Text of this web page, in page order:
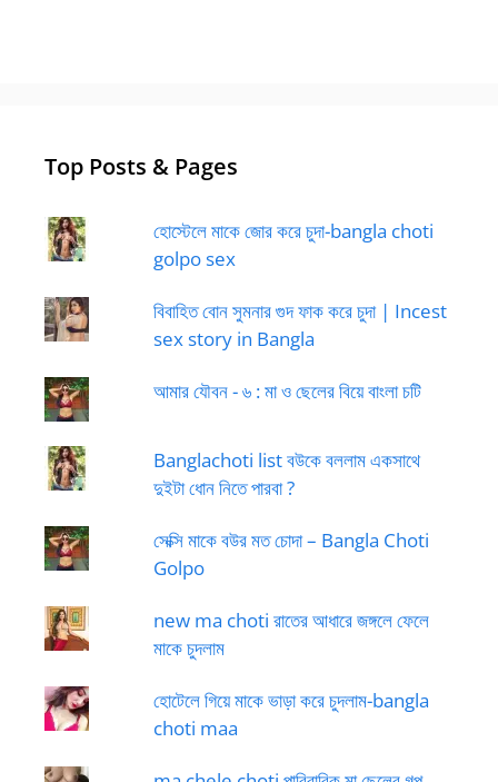
Top Posts & Pages
হোস্টেলে মাকে জোর করে চুদা-bangla choti
golpo sex
বিবাহিত বোন সুমনার গুদ ফাক করে চুদা | Incest
sex story in Bangla
আমার যৌবন - ৬ : মা ও ছেলের বিয়ে বাংলা চটি
Banglachoti list বউকে বললাম একসাথে
দুইটা ধোন নিতে পারবা ?
সেক্সি মাকে বউর মত চোদা – Bangla Choti
Golpo
new ma choti রাতের আধারে জঙ্গলে ফেলে
মাকে চুদলাম
হোটেলে গিয়ে মাকে ভাড়া করে চুদলাম-bangla
choti maa